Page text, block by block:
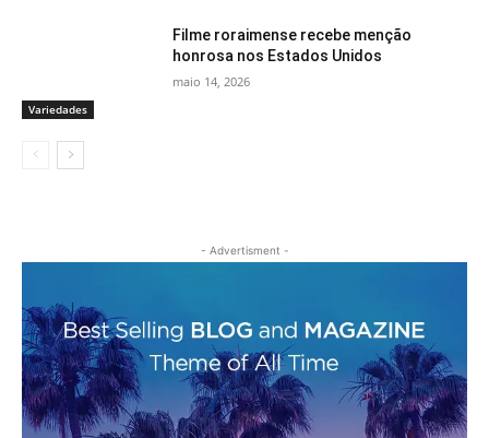
Variedades
Filme roraimense recebe menção
honrosa nos Estados Unidos
maio 14, 2026
- Advertisment -